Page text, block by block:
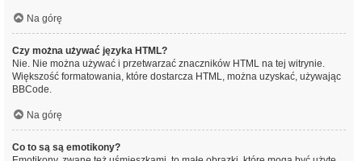
Na górę
Czy można używać języka HTML?
Nie. Nie można używać i przetwarzać znaczników HTML na tej witrynie.
Większość formatowania, które dostarcza HTML, można uzyskać, używając
BBCode.
Na górę
Co to są są emotikony?